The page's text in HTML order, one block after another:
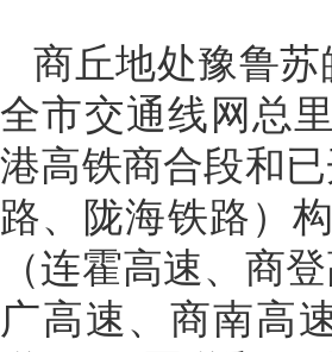
商丘地处豫鲁
全市交通线网总
港高铁商合段和
路、陇海铁路）
（连霍高速、商
广高速、商南高